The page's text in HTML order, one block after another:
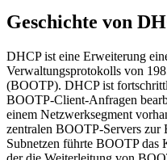
Geschichte von
DHCP ist eine Erweiterung
Verwaltungsprotokolls von
(BOOTP). DHCP ist
BOOTP-Client-Anfragen
einem Netzwerksegment
zentralen BOOTP-Servers
Subnetzen führte BOOTP das